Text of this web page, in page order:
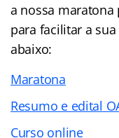
a nossa maratona
para facilitar a
abaixo:
Maratona
Resumo e edital
Curso online